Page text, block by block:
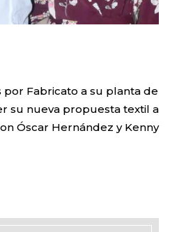
Fabricato a su planta de
su nueva propuesta textil a
Óscar Hernández y Kenny